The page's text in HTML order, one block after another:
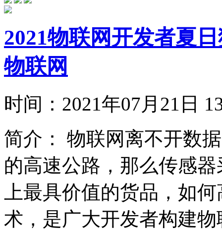
2021物联网开发者夏
物联网
时间： 2021年07月21
简介：
物联网离不开数
的高速公路，那么传感
上最具价值的货品，如
术，是广大开发者构建